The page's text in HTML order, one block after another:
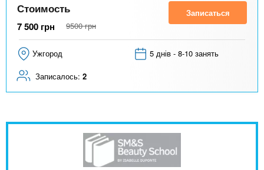
Стоимость
7 500 грн 9500 грн
Записаться
Ужгород 5 днів - 8-10 занять
Записалось: 2